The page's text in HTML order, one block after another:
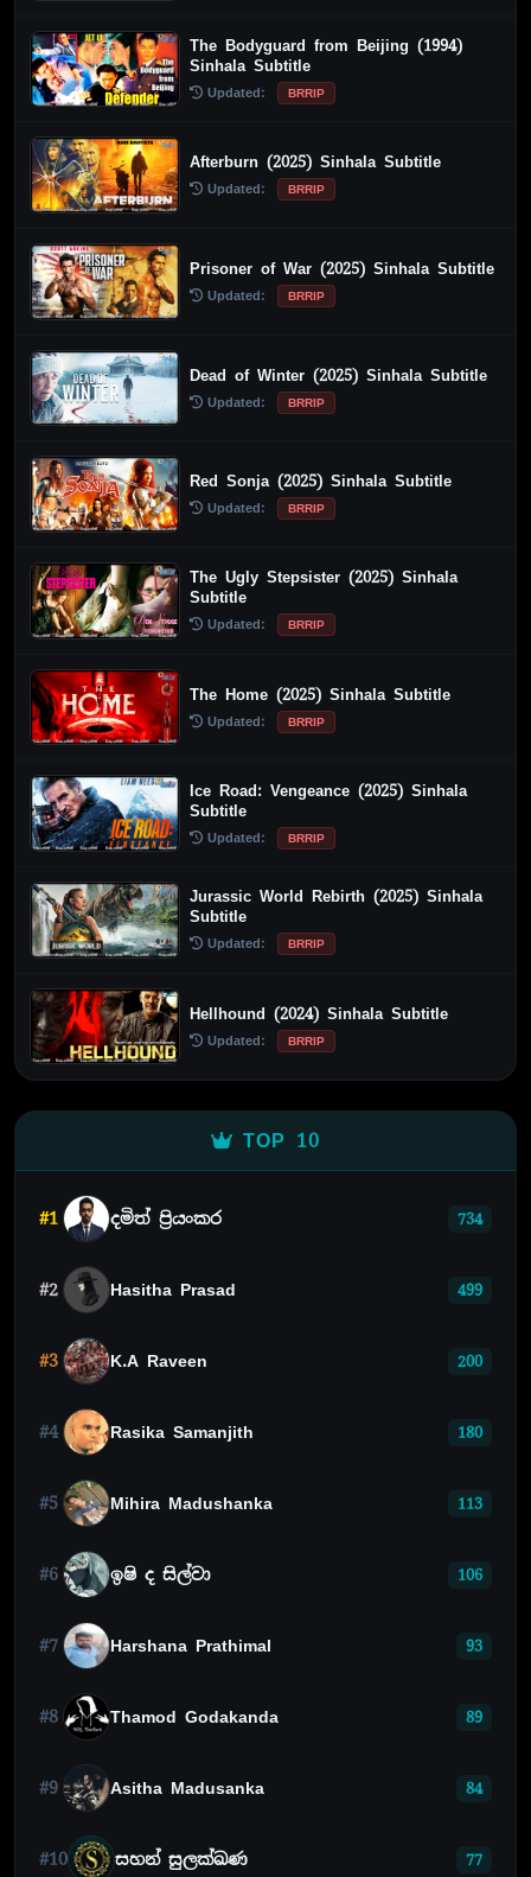
The Bodyguard from Beijing (1994)
Sinhala Subtitle
Updated: BRRIP
Afterburn (2025) Sinhala Subtitle
Updated: BRRIP
Prisoner of War (2025) Sinhala Subtitle
Updated: BRRIP
Dead of Winter (2025) Sinhala Subtitle
Updated: BRRIP
Red Sonja (2025) Sinhala Subtitle
Updated: BRRIP
The Ugly Stepsister (2025) Sinhala
Subtitle
Updated: BRRIP
The Home (2025) Sinhala Subtitle
Updated: BRRIP
Ice Road: Vengeance (2025) Sinhala
Subtitle
Updated: BRRIP
Jurassic World Rebirth (2025) Sinhala
Subtitle
Updated: BRRIP
Hellhound (2024) Sinhala Subtitle
Updated: BRRIP
TOP 10
#1 දමිත් ප්‍රියංකර 734
#2 Hasitha Prasad 499
#3 K.A Raveen 200
#4 Rasika Samanjith 180
#5 Mihira Madushanka 113
#6 ඉෂි ද සිල්වා 106
#7 Harshana Prathimal 93
#8 Thamod Godakanda 89
#9 Asitha Madusanka 84
#10 සහන් සුලක්ඛණ 77